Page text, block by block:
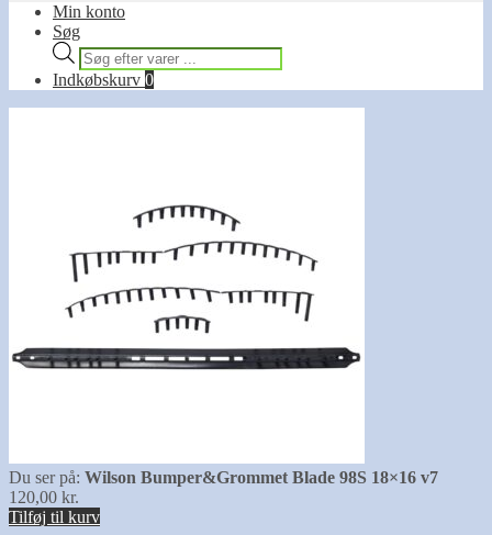
Min konto
Søg
Products
search
Indkøbskurv 0
Du ser på: Wilson Bumper&Grommet Blade 98S 18×16 v7
120,00 kr.
Tilføj til kurv